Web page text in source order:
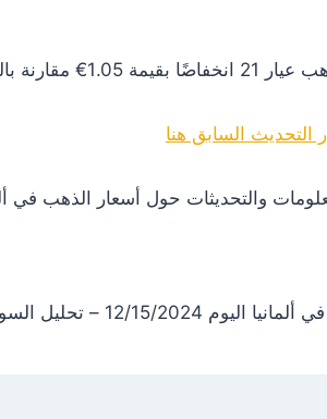
الطلب أو تأثيرات سلبية من الأسواق العالمية.
التحديث السابق هنا
والتحديثات حول أسعار الذهب في
2024 – تحليل السوق وفرص الاستثمار